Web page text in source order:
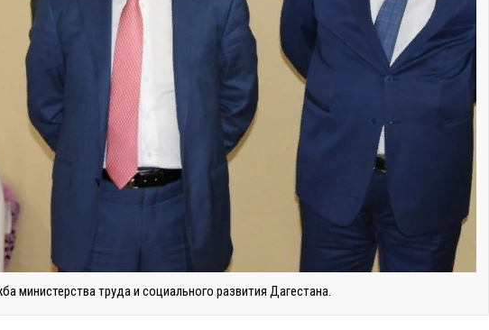
министерства труда и социального развития Дагестана.